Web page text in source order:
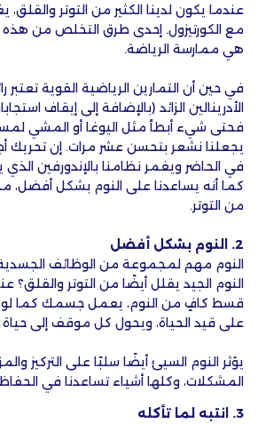
عندما يكون لدينا الكثير من التوتر والقلق،
مع الكورتيزول. إحدى طرق التخلص من هذه
هي ممارسة الرياضة.
في حين أن التمارين الرياضية القوية تعتبر
الأدرينالين الزائد (بالإضافة إلى إيقاف
فحتى شيء أبطأ مثل اليوغا أو المشي
يجعلنا نشعر بتحسن عشر مرات. إن تحريك
في الحاضر ويغمر نظامنا بالإندورفين الذي
كما أنه يساعدنا على النوم بشكل أفضل،
من التوتر.
2. النوم بشكل أفضل
النوم مهم لمجموعة من الوظائف
النوم الجيد يقلل أيضًا من التوتر والقلق؟
قسط كافٍ من النوم، يعمل جسمك كما لو
على قيد الحياة، ويحول كل موقف إلى
يؤثر النوم السيئ أيضًا سلبًا على التركيز
المشكلات، وكلها أشياء تساعدنا في
3. انتبه لما تأكله